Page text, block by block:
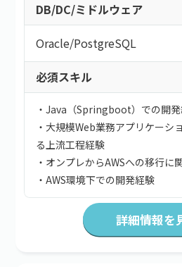
DB/DC/ミドルウェア
Oracle/PostgreSQL
必須スキル
・Java（Springboot）での開発
・大規模Web業務アプリケーシ
る上流工程経験
・オンプレからAWSへの移行に
・AWS環境下での開発経験
詳細情報を